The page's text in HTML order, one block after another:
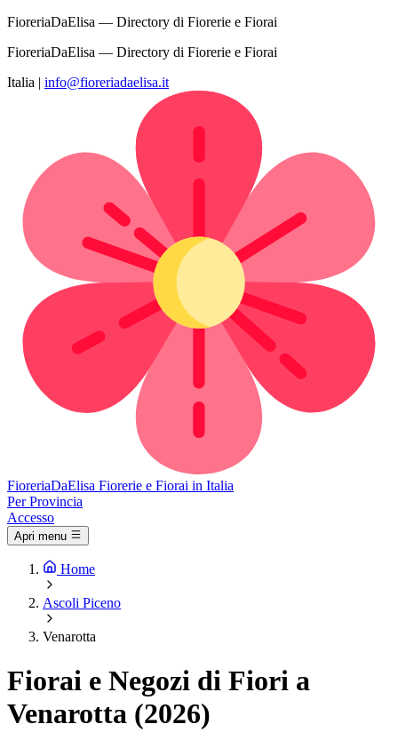
FioreriaDaElisa — Directory di Fiorerie e Fiorai
FioreriaDaElisa — Directory di Fiorerie e Fiorai
Italia | info@fioreriadaelisa.it
FioreriaDaElisa Fiorerie e Fiorai in Italia
Per Provincia
Accesso
Apri menu
Home
Ascoli Piceno
Venarotta
Fiorai e Negozi di Fiori a
Venarotta (2026)